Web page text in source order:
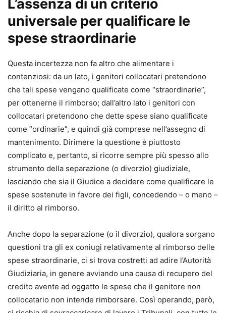
L’assenza di un criterio
universale per qualificare le
spese straordinarie
Questa incertezza non fa altro che alimentare i
contenziosi: da un lato, i genitori collocatari pretendono
che tali spese vengano qualificate come “straordinarie”,
per ottenerne il rimborso; dall’altro lato i genitori con
collocatari pretendono che dette spese siano qualificate
come “ordinarie”, e quindi già comprese nell’assegno di
mantenimento. Dirimere la questione è piuttosto
complicato e, pertanto, si ricorre sempre più spesso allo
strumento della separazione (o divorzio) giudiziale,
lasciando che sia il Giudice a decidere come qualificare le
spese sostenute in favore dei figli, concedendo – o meno –
il diritto al rimborso.
Anche dopo la separazione (o il divorzio), qualora sorgano
questioni tra gli ex coniugi relativamente al rimborso delle
spese straordinarie, ci si trova costretti ad adire l’Autorità
Giudiziaria, in genere avviando una causa di recupero del
credito avente ad oggetto le spese che il genitore non
collocatario non intende rimborsare. Così operando, però,